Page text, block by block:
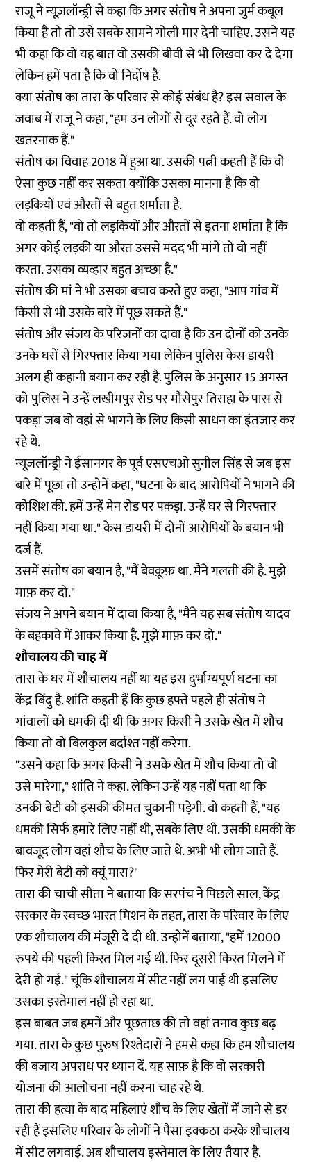
राजू ने न्यूज़लॉन्ड्री से कहा कि अगर संतोष ने अपना जुर्म कबूल
किया है तो तो उसे सबके सामने गोली मार देनी चाहिए. उसने यह
भी कहा कि वो यह बात वो उसकी बीवी से भी लिखवा कर दे देगा
लेकिन हमें पता है कि वो निर्दोष है.
क्या संतोष का तारा के परिवार से कोई संबंध है? इस सवाल के
जवाब में राजू ने कहा, "हम उन लोगों से दूर रहते हैं. वो लोग
खतरनाक हैं."
संतोष का विवाह 2018 में हुआ था. उसकी पत्नी कहती हैं कि वो
ऐसा कुछ नहीं कर सकता क्योंकि उसका मानना है कि वो
लड़कियों एवं औरतों से बहुत शर्माता है.
वो कहती हैं, "वो तो लड़कियों और औरतों से इतना शर्माता है कि
अगर कोई लड़की या औरत उससे मदद भी मांगे तो वो नहीं
करता. उसका व्यव्हार बहुत अच्छा है."
संतोष की मां ने भी उसका बचाव करते हुए कहा, "आप गांव में
किसी से भी उसके बारे में पूछ सकते हैं."
संतोष और संजय के परिजनों का दावा है कि उन दोनों को उनके
उनके घरों से गिरफ्तार किया गया लेकिन पुलिस केस डायरी
अलग ही कहानी बयान कर रही है. पुलिस के अनुसार 15 अगस्त
को पुलिस ने उन्हें लखीमपुर रोड पर मौसेपुर तिराहा के पास से
पकड़ा जब वो वहां से भागने के लिए किसी साधन का इंतजार कर
रहे थे.
न्यूज़लॉन्ड्री ने ईसानगर के पूर्व एसएचओ सुनील सिंह से जब इस
बारे में पूछा तो उन्होनें कहा, "घटना के बाद आरोपियों ने भागने की
कोशिश की. हमें उन्हें मेन रोड पर पकड़ा. उन्हें घर से गिरफ्तार
नहीं किया गया था." केस डायरी में दोनों आरोपियों के बयान भी
दर्ज हैं.
उसमें संतोष का बयान है, "मैं बेवक़ूफ़ था. मैंने गलती की है. मुझे
माफ़ कर दो."
संजय ने अपने बयान में दावा किया है, "मैंने यह सब संतोष यादव
के बहकावे में आकर किया है. मुझे माफ़ कर दो."
शौचालय की चाह में
तारा के घर में शौचालय नहीं था यह इस दुर्भाग्यपूर्ण घटना का
केंद्र बिंदु है. शांति कहती हैं कि कुछ हफ्ते पहले ही संतोष ने
गांवालों को धमकी दी थी कि अगर किसी ने उसके खेत में शौच
किया तो वो बिलकुल बर्दाश्त नहीं करेगा.
"उसने कहा कि अगर किसी ने उसके खेत में शौच किया तो वो
उसे मारेगा," शांति ने कहा. लेकिन उन्हें यह नहीं पता था कि
उनकी बेटी को इसकी कीमत चुकानी पड़ेगी. वो कहती हैं, "यह
धमकी सिर्फ हमारे लिए नहीं थी, सबके लिए थी. उसकी धमकी के
बावजूद लोग वहां शौच के लिए जाते थे. अभी भी लोग जाते हैं.
फिर मेरी बेटी को क्यूं मारा?"
तारा की चाची सीता ने बताया कि सरपंच ने पिछले साल, केंद्र
सरकार के स्वच्छ भारत मिशन के तहत, तारा के परिवार के लिए
एक शौचालय की मंजूरी दे दी थी. उन्होनें बताया, "हमें 12000
रुपये की पहली किस्त मिल गई थी. फिर दूसरी किस्त मिलने में
देरी हो गई." चूंकि शौचालय में सीट नहीं लग पाई थी इसलिए
उसका इस्तेमाल नहीं हो रहा था.
इस बाबत जब हमनें और पूछताछ की तो वहां तनाव कुछ बढ़
गया. तारा के कुछ पुरुष रिश्तेदारों ने हमसे कहा कि हम शौचालय
की बजाय अपराध पर ध्यान दें. यह साफ़ है कि वो सरकारी
योजना की आलोचना नहीं करना चाह रहे थे.
तारा की हत्या के बाद महिलाएं शौच के लिए खेतों में जाने से डर
रही हैं इसलिए परिवार के लोगों ने पैसा इक्कठा करके शौचालय
में सीट लगवाई. अब शौचालय इस्तेमाल के लिए तैयार है.